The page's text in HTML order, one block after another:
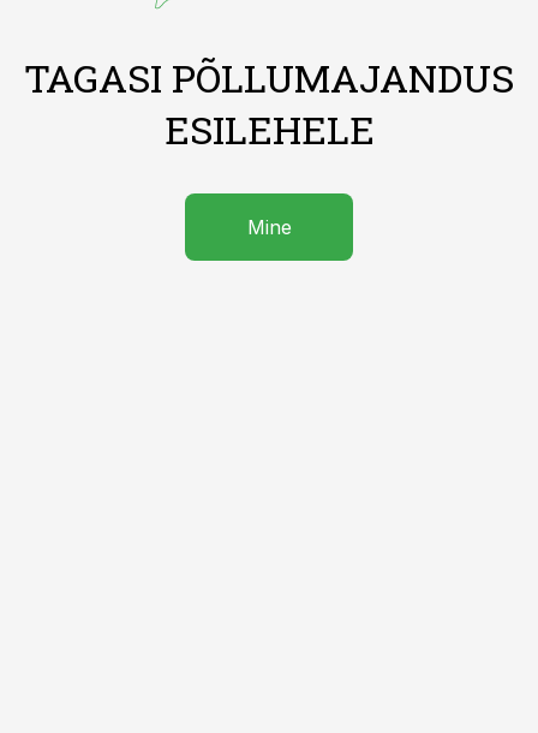
TAGASI PÕLLUMAJANDUS
ESILEHELE
Mine